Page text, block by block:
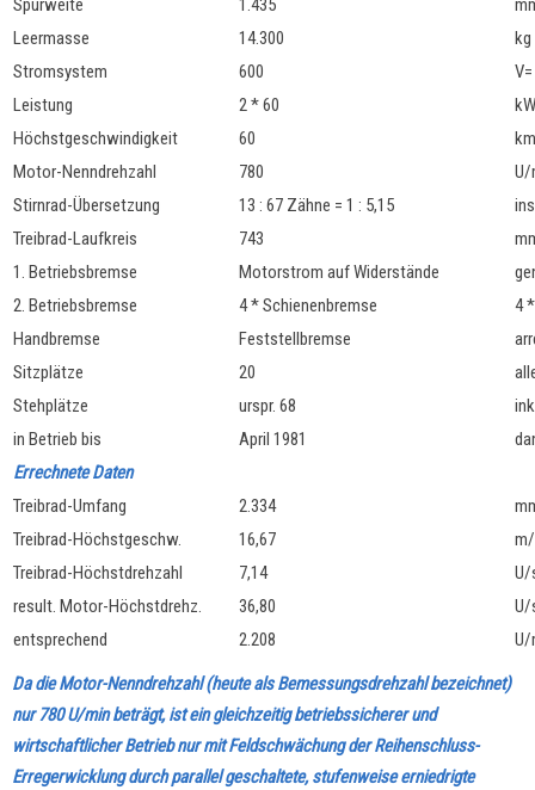
Spurweite
1.435
Leermasse
14.300
kg
Stromsystem
600
V=
Leistung
2 * 60
kW
Höchstgeschwindigkeit
60
Motor-Nenndrehzahl
780
U/
Stirnrad-Übersetzung
13 : 67 Zähne = 1 : 5,15
Treibrad-Laufkreis
743
1. Betriebsbremse
Motorstrom auf Widerstände
2. Betriebsbremse
4 * Schienenbremse
4
Handbremse
Feststellbremse
Sitzplätze
20
Stehplätze
urspr. 68
in Betrieb bis
April 1981
Errechnete Daten
Treibrad-Umfang
2.334
Treibrad-Höchstgeschw.
16,67
Treibrad-Höchstdrehzahl
7,14
U/
result. Motor-Höchstdrehz.
36,80
U/
entsprechend
2.208 U/
Da die Motor-Nenndrehzahl (heute als Bemessungsdrehzahl bezeichnet)
nur 780 U/min beträgt, ist ein gleichzeitig betriebssicherer und
wirtschaftlicher Betrieb nur mit Feldschwächung der Reihenschluss-
Erregerwicklung durch parallel geschaltete, stufenweise erniedrigte